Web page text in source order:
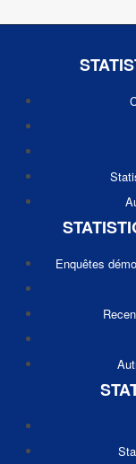
Enquêtes